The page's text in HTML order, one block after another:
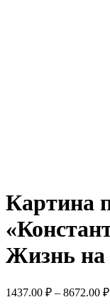
Картина
Жизнь на
1437.00 ₽ – 8672.00 ₽